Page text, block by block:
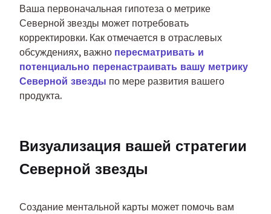
Ваша первоначальная гипотеза о метрике
Северной звезды может потребовать
корректировки. Как отмечается в отраслевых
обсуждениях, важно пересматривать и
потенциально перенастраивать вашу метрику
Северной звезды по мере развития вашего
продукта.
Визуализация вашей стратегии
Северной звезды
Создание ментальной карты может помочь вам